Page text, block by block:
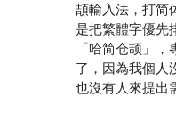
頡輸入法，打简
是把繁體字優先
「哈简仓颉」
了，因為我個人
也沒有人來提出